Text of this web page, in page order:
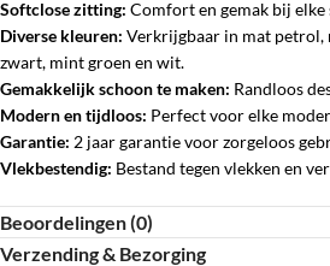
Softclose zitting: Comfort en gemak bij
Diverse kleuren: Verkrijgbaar in mat petrol,
zwart, mint groen en wit.
Gemakkelijk schoon te maken: Randloos
Modern en tijdloos: Perfect voor elke
Garantie: 2 jaar garantie voor zorgeloos
Vlekbestendig: Bestand tegen vlekken en
Beoordelingen (0)
Verzending & Bezorging